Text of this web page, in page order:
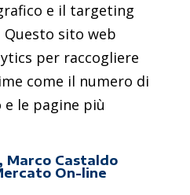
e il targeting
sito web
per raccogliere
come il numero di
le pagine più
Marco Castaldo
On-line